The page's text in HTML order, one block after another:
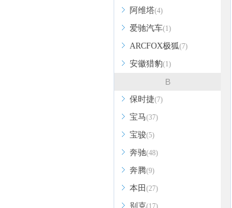
阿维塔(4)
爱驰汽车(1)
ARCFOX极狐(7)
安徽猎豹(1)
B
保时捷(7)
宝马(37)
宝骏(5)
奔驰(48)
奔腾(9)
本田 (27)
别克(17)